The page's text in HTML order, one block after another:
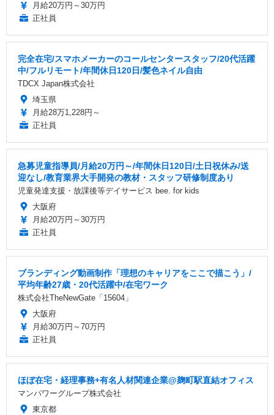
月給20万円～30万円
正社員
完全在宅/スマホメーカーのコールセンタースタッフ/20代活躍
中/フルリモート/年間休日120日/髪色ネイル自由
TDCX Japan株式会社
埼玉県
月給28万1,228円～
正社員
急募児童指導員/月給20万円～/年間休日120日/土日祝休み/送
迎なし/教育業界大手開発の教材・スタッフ研修制度あり
児童発達支援・放課後等デイサービス bee. for kids
大阪府
月給20万円～30万円
正社員
ブランディング動画制作「理想のキャリアをここで描こう」/
平均年齢27歳・20代活躍中/在宅ワーク
株式会社TheNewGate「15604」
大阪府
月給30万円～70万円
正社員
ほぼ在宅・経理事務+有名人材関連企業@麹町駅直結オフィス
マンパワーグループ株式会社
東京都